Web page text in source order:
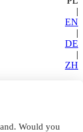
|
EN
|
DE
|
ZH
Would you